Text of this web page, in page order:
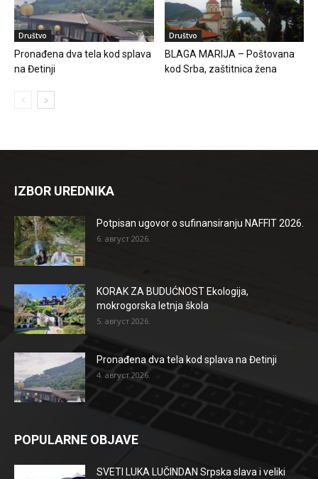
Društvo
Pronađena dva tela kod splava
na Đetinji
Društvo
BLAGA MARIJA – Poštovana
kod Srba, zaštitnica žena
IZBOR UREDNIKA
Potpisan ugovor o sufinansiranju NAFFIT 2026.
6. август 2026.
KORAK ZA BUDUĆNOST Ekologija,
mokrogorska letnja škola
5. август 2026.
Pronađena dva tela kod splava na Đetinji
4. август 2026.
POPULARNE OBJAVE
SVETI LUKA LUČINDAN Srpska slava i veliki